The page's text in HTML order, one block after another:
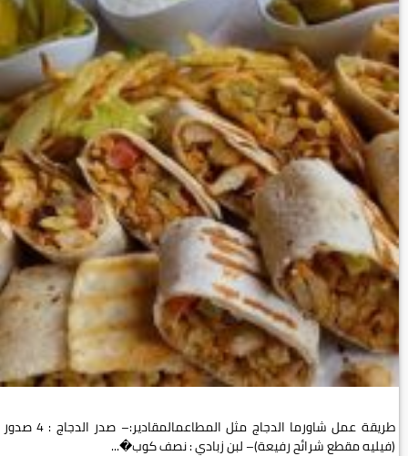
طريقة عمل شاورما الدجاج مثل المطاعمالمقادير:– صدر الدجاج : 4 صدور
(فيليه مقطع شرائح رفيعة)– لبن زبادي : نصف كوب�...